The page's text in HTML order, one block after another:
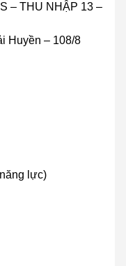
– THU NHẬP 13 –
Huyền – 108/8
lực)